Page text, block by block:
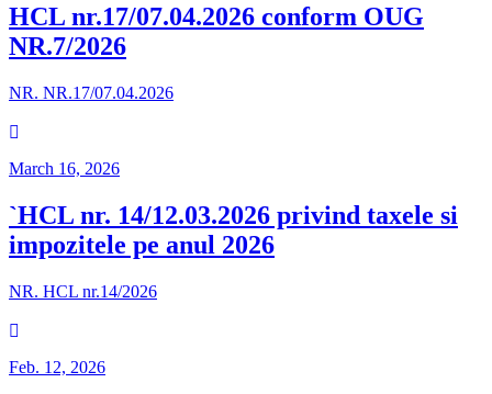
HCL nr.17/07.04.2026 conform OUG
NR.7/2026
NR. NR.17/07.04.2026
March 16, 2026
`HCL nr. 14/12.03.2026 privind taxele si
impozitele pe anul 2026
NR. HCL nr.14/2026
Feb. 12, 2026